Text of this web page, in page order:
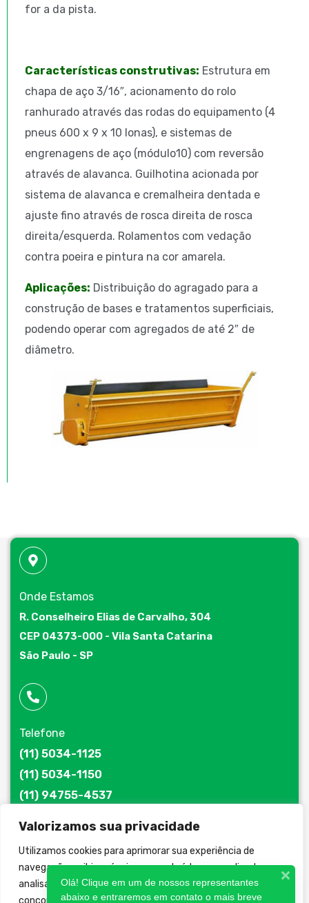
Valorizamos sua privacidade
Utilizamos cookies para aprimorar sua experiência de
navegação, exibir anúncios ou conteúdo personalizado e
analisar nosso tráfego. Ao clicar em “Aceitar todos”, você
concorda com nosso uso de cookies.
for a da pista.
Características construtivas: Estrutura em
chapa de aço 3/16″, acionamento do rolo
ranhurado através das rodas do equipamento (4
pneus 600 x 9 x 10 lonas), e sistemas de
engrenagens de aço (módulo10) com reversão
através de alavanca. Guilhotina acionada por
sistema de alavanca e cremalheira dentada e
ajuste fino através de rosca direita de rosca
direita/esquerda. Rolamentos com vedação
contra poeira e pintura na cor amarela.
Aplicações: Distribuição do agragado para a
construção de bases e tratamentos superficiais,
podendo operar com agregados de até 2″ de
diâmetro.
Onde Estamos
R. Conselheiro Elias de Carvalho, 304
CEP 04373-000 - Vila Santa Catarina
São Paulo - SP
Telefone
(11) 5034-1125
(11) 5034-1150
(11) 94755-4537
E-mail
jatomaq@jatomaq.com.br
Olá! Clique em um de nossos representantes
abaixo e entraremos em contato o mais breve